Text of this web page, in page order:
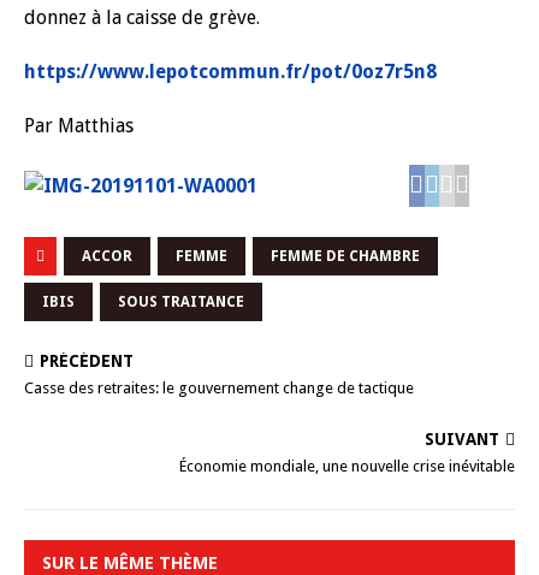
donnez à la caisse de grève.
https://www.lepotcommun.fr/pot/0oz7r5n8
Par Matthias
ACCOR FEMME FEMME DE CHAMBRE
IBIS SOUS TRAITANCE
PRÉCÉDENT
Casse des retraites: le gouvernement change de tactique
SUIVANT
Économie mondiale, une nouvelle crise inévitable
SUR LE MÊME THÈME